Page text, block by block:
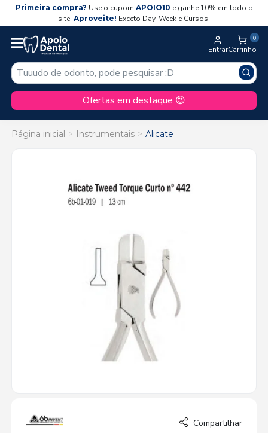
Primeira compra? Use o cupom APOIO10 e ganhe 10% em todo o
site. Aproveite! Exceto Day, Week e Cursos.
Entrar
0
Carrinho
Ofertas em destaque 😍
Página inicial Instrumentais Alicate
Compartilhar